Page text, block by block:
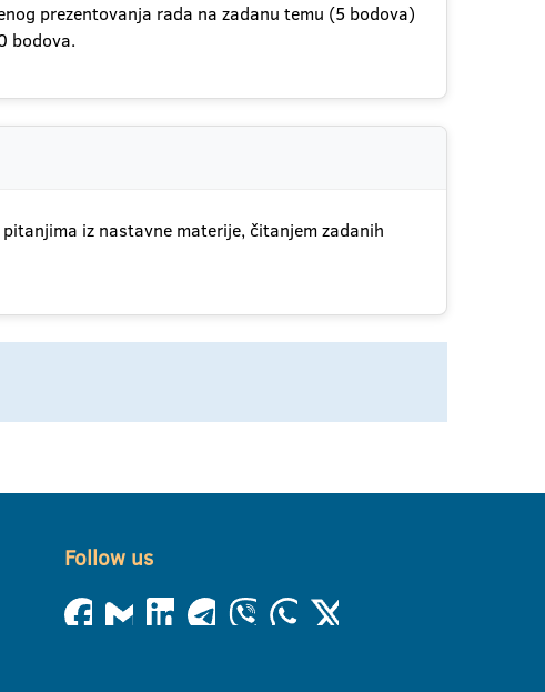
prezentovanja rada na zadanu temu (5 bodova)
bodova.
iz nastavne materije, čitanjem zadanih
Follow us